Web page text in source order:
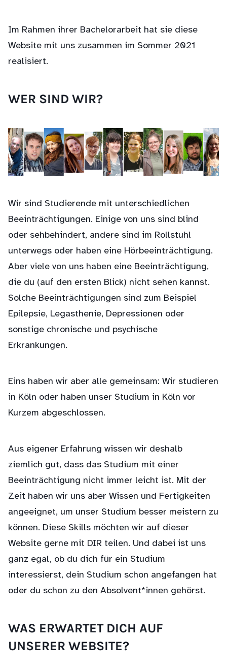
Im Rahmen ihrer Bachelorarbeit hat sie diese
Website mit uns zusammen im Sommer 2021
realisiert.
WER SIND WIR?
Wir sind Studierende mit unterschiedlichen
Beeinträchtigungen. Einige von uns sind blind
oder sehbehindert, andere sind im Rollstuhl
unterwegs oder haben eine Hörbeeinträchtigung.
Aber viele von uns haben eine Beeinträchtigung,
die du (auf den ersten Blick) nicht sehen kannst.
Solche Beeinträchtigungen sind zum Beispiel
Epilepsie, Legasthenie, Depressionen oder
sonstige chronische und psychische
Erkrankungen.
Eins haben wir aber alle gemeinsam: Wir studieren
in Köln oder haben unser Studium in Köln vor
Kurzem abgeschlossen.
Aus eigener Erfahrung wissen wir deshalb
ziemlich gut, dass das Studium mit einer
Beeinträchtigung nicht immer leicht ist. Mit der
Zeit haben wir uns aber Wissen und Fertigkeiten
angeeignet, um unser Studium besser meistern zu
können. Diese Skills möchten wir auf dieser
Website gerne mit DIR teilen. Und dabei ist uns
ganz egal, ob du dich für ein Studium
interessierst, dein Studium schon angefangen hat
oder du schon zu den Absolvent*innen gehörst.
WAS ERWARTET DICH AUF
UNSERER WEBSITE?